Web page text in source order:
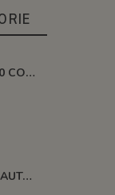
BRULEUR R441/90 COUDE PUISSANCE 116 KW
INVERSEUR GAZ AUTOMATIQUE 12kg/h 1.5 BAR M-M 20X150